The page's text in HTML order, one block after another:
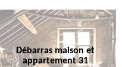
Débarras maison et
appartement 31